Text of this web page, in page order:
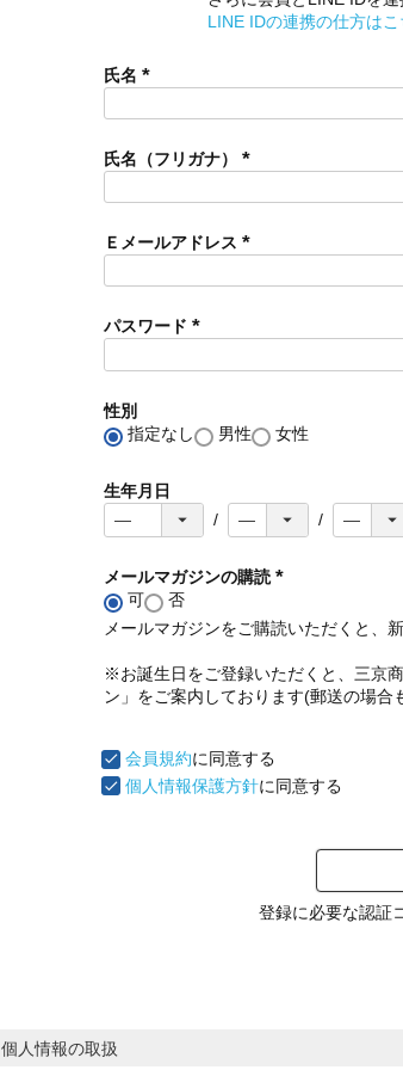
LINE IDの連携の仕方はこ
氏名
必
)
氏名（フリガナ）
必
)
Ｅメールアドレス
必
)
パスワード
必
性別
指定なし
男性 女性
生年月日
メールマガジンの購読
必
)
可
否
メールマガジンをご購読いただくと、
※お誕生日をご登録いただくと、三京
ン」をご案内しております(郵送の場合
会員規約に同意する
個人情報保護方針に同意する
登録に必要な認証
個人情報の取扱